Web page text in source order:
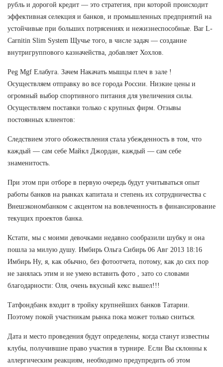
рубль и дорогой кредит — это стратегия, при которой происходит
эффективная селекция и банков, и промышленных предприятий на
устойчивые при больших потрясениях и нежизнеспособные. Bar L-
Carnitin Slim System Щучье того, в числе задач — создание
внутригруппового казначейства, добавляет Хохлов.
Peg Mgf Елабуга. Зачем Накачать мышцы плеч в зале !
Осуществляем отправку во все города России. Низкие цены и
огромный выбор спортивного питания для увеличения силы.
Осуществляем поставки только с крупных фирм. Отзывы
постоянных клиентов:
Следствием этого обожествления стала убежденность в том, что
каждый — сам себе Майкл Джордан, каждый — сам себе
знаменитость.
При этом при отборе в первую очередь будут учитываться опыт
работы банков на рынках капитала и степень их сотрудничества с
Внешэкономбанком с акцентом на вовлеченность в финансирование
текущих проектов банка.
Кстати, мы с моими девочками недавно сообразили шубку и она
пошла за милую душу. Имбирь Ольга Сибирь 06 Авг 2013 18:16
Имбирь Ну, я, как обычно, без фотоотчета, потому, как до сих пор
не занялась этим и не умею вставить фото , зато со словами
благодарности: Оля, очень вкусный кекс вышел!!!
Татфондбанк входит в тройку крупнейших банков Татарии.
Поэтому покой участникам рынка пока может только сниться.
Дата и место проведения будут определены, когда станут известны
клубы, получившие право участия в турнире. Если Вы склонны к
аллергическим реакциям, необходимо предупредить об этом